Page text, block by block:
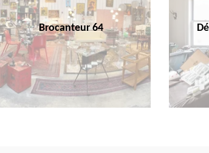
Brocanteur 64